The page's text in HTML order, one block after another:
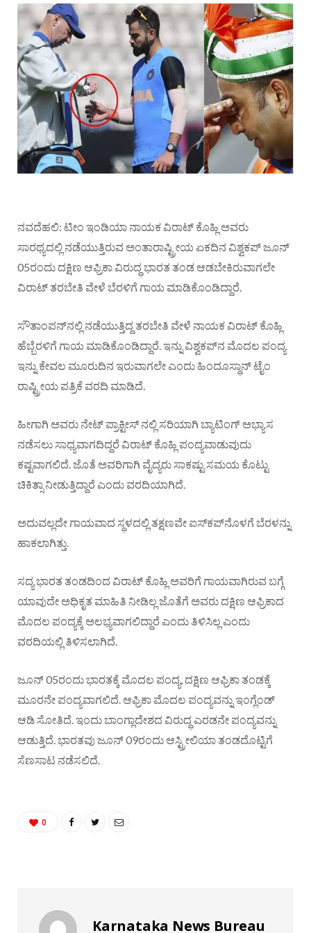
ನವದೆಹಲಿ: ಟೀಂ ಇಂಡಿಯಾ ನಾಯಕ ವಿರಾಟ್​ ಕೊಹ್ಲಿ ಅವರು
ಸಾರಥ್ಯದಲ್ಲಿ ನಡೆಯುತ್ತಿರುವ ಅಂತಾರಾಷ್ಟ್ರೀಯ ಏಕದಿನ ವಿಶ್ವಕಪ್​ ಜೂನ್​
05ರಂದು ದಕ್ಷಿಣ ಆಫ್ರಿಕಾ ವಿರುದ್ಧ ಭಾರತ ತಂಡ ಆಡಬೇಕಿರುವಾಗಲೇ
ವಿರಾಟ್​​ ತರಬೇತಿ ವೇಳೆ ಬೆರಳಿಗೆ ಗಾಯ ಮಾಡಿಕೊಂಡಿದ್ದಾರೆ.
ಸೌತಾಂಪನ್​ನಲ್ಲಿ ನಡೆಯುತ್ತಿದ್ದ ತರಬೇತಿ ವೇಳೆ ನಾಯಕ ವಿರಾಟ್​ ಕೊಹ್ಲಿ
ಹೆಬ್ಬೆರಳಿಗೆ ಗಾಯ ಮಾಡಿಕೊಂಡಿದ್ದಾರೆ. ಇನ್ನು ವಿಶ್ವಕಪ್​ನ ಮೊದಲ ಪಂದ್ಯ
ಇನ್ನು ಕೇವಲ ಮೂರುದಿನ ಇರುವಾಗಲೇ ಎಂದು ಹಿಂದೂಸ್ಥಾನ್​ ಟೈಂ
ರಾಷ್ಟ್ರೀಯ ಪತ್ರಿಕೆ ವರದಿ ಮಾಡಿದೆ.
ಹೀಗಾಗಿ ಅವರು ನೇಟ್​ ಪ್ರಾಕ್ಟೀಸ್​ ನಲ್ಲಿ ಸರಿಯಾಗಿ ಬ್ಯಾಟಿಂಗ್​ ಅಭ್ಯಾಸ
ನಡೆಸಲು ಸಾಧ್ಯವಾಗದಿದ್ದರೆ ವಿರಾಟ್​​ ಕೊಹ್ಲಿ ಪಂದ್ಯವಾಡುವುದು
ಕಷ್ಟವಾಗಲಿದೆ. ಜೊತೆ ಅವರಿಗಾಗಿ ವೈದ್ಯರು ಸಾಕಷ್ಟು ಸಮಯ ಕೊಟ್ಟು
ಚಿಕಿತ್ಸಾ ನೀಡುತ್ತಿದ್ದಾರೆ ಎಂದು ವರದಿಯಾಗಿದೆ.
ಅದುವಲ್ಲದೇ ಗಾಯವಾದ ಸ್ಥಳದಲ್ಲಿ ತಕ್ಷಣವೇ ಐಸ್​ಕಪ್​ನೊಳಗೆ ಬೆರಳನ್ನು
ಹಾಕಲಾಗಿತ್ತು.
ಸದ್ಯ ಭಾರತ ತಂಡದಿಂದ ವಿರಾಟ್​ ಕೊಹ್ಲಿ ಅವರಿಗೆ ಗಾಯವಾಗಿರುವ ಬಗ್ಗೆ
ಯಾವುದೇ ಅಧಿಕೃತ ಮಾಹಿತಿ ನೀಡಿಲ್ಲ ಜೊತೆಗೆ ಅವರು ದಕ್ಷಿಣ ಆಫ್ರಿಕಾದ
ಮೊದಲ ಪಂದ್ಯಕ್ಕೆ ಅಲಭ್ಯವಾಗಲಿದ್ದಾರೆ ಎಂದು ತಿಳಿಸಿಲ್ಲ ಎಂದು
ವರದಿಯಲ್ಲಿ ತಿಳಿಸಲಾಗಿದೆ.
ಜೂನ್​ 05ರಂದು ಭಾರತಕ್ಕೆ ಮೊದಲ ಪಂದ್ಯ, ದಕ್ಷಿಣ ಆಫ್ರಿಕಾ ತಂಡಕ್ಕೆ
ಮೂರನೇ ಪಂದ್ಯವಾಗಲಿದೆ. ಆಫ್ರಿಕಾ ಮೊದಲ ಪಂದ್ಯವನ್ನು ಇಂಗ್ಲೆಂಡ್​​
ಆಡಿ ಸೋತಿದೆ. ಇಂದು ಬಾಂಗ್ಲಾದೇಶದ ವಿರುದ್ಧ ಎರಡನೇ ಪಂದ್ಯವನ್ನು
ಆಡುತ್ತಿದೆ. ಭಾರತವು ಜೂನ್​ 09ರಂದು ಆಸ್ಟ್ರೀಲಿಯಾ ತಂಡದೊಟ್ಟಿಗೆ
ಸೆಣಸಾಟ ನಡೆಸಲಿದೆ.
0
Karnataka News Bureau